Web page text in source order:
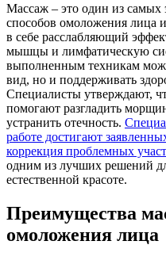
Массаж – это один из
способов омоложения лица
в себе расслабляющий
мышцы и лимфатическую
выполненным техникам
вид, но и поддерживать
Специалисты утверждают,
помогают разгладить
устранить отечность.
работе достигают
коррекция проблемных
одним из лучших решений
естественной красоте.
Преимущества
омоложения лица